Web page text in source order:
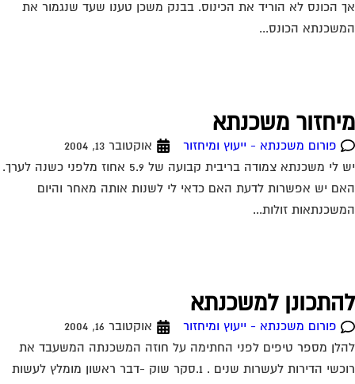
הכונס לא הוריד את הכינוס. בבנק משכן טענו שעד שנגמור את
הכונס...
משכנתא
פורום משכנתא - ייעוץ ומיחזור
אוקטובר 13, 2004
יש לי משכנתא צמודה בריבית קבועה של 5.9 אחוז מלפני כשנה לערך.
יש אפשרות לדעת האם כדאי לי לשנות אותה מאחר והיום
זולות...
למשכנתא
פורום משכנתא - ייעוץ ומיחזור
אוקטובר 16, 2004
מספר טיפים לפני החתימה על חוזה המשכנתה המשעבד את
רוכשי הדירות לעשרות שנים . 1.סקר שוק -דבר ראשון מומלץ לעשות